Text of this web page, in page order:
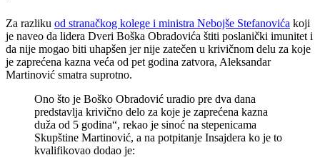
Za razliku od stranačkog kolege i ministra Nebojše Stefanovića koji
je naveo da lidera Dveri Boška Obradovića štiti poslanički imunitet i
da nije mogao biti uhapšen jer nije zatečen u krivičnom delu za koje
je zaprećena kazna veća od pet godina zatvora, Aleksandar
Martinović smatra suprotno.
Ono što je Boško Obradović uradio pre dva dana
predstavlja krivično delo za koje je zaprećena kazna
duža od 5 godina“, rekao je sinoć na stepenicama
Skupštine Martinović, a na potpitanje Insajdera ko je to
kvalifikovao dodao je: